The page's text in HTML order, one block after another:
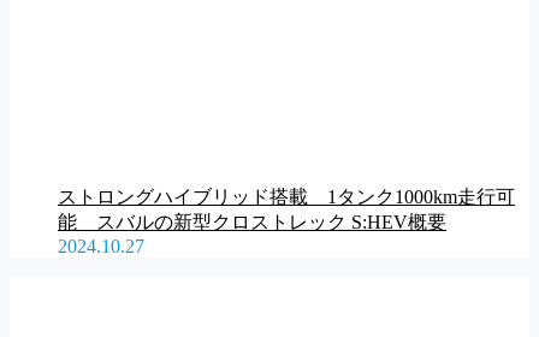
ストロングハイブリッド搭載 1タンク1000km走行可
能 スバルの新型クロストレック S:HEV概要
2024.10.27